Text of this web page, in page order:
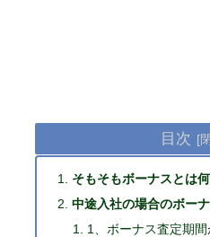
目次
そもそもボーナスとは
中途入社の場合のボー
1、ボーナス査定期